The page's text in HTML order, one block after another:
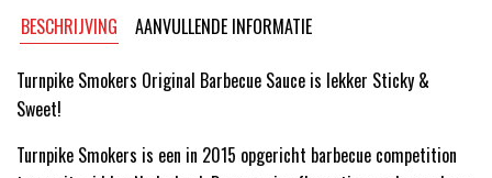
BESCHRIJVING AANVULLENDE INFORMATIE
Turnpike Smokers Original Barbecue Sauce is lekker Sticky &
Sweet!
Turnpike Smokers is een in 2015 opgericht barbecue competition